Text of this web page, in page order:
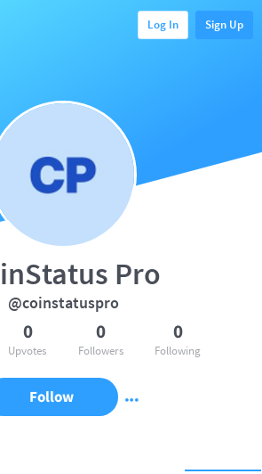
Log In Sign Up
Pro
@coinstatuspro
0
Upvotes
0
Followers
0
Following
Follow